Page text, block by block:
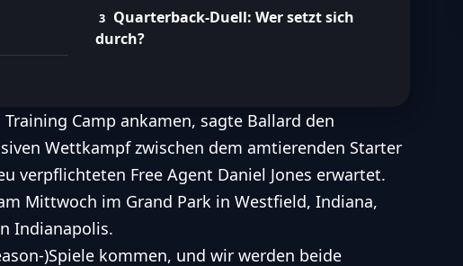
Quarterback-Duell: Wer setzt sich
durch?
Camp ankamen, sagte Ballard den
Wettkampf zwischen dem amtierenden Starter
verpflichteten Free Agent Daniel Jones erwartet.
Mittwoch im Grand Park in Westfield, Indiana,
Indianapolis.
)Spiele kommen, und wir werden beide